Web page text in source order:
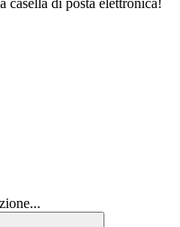
casella di posta elettronica!